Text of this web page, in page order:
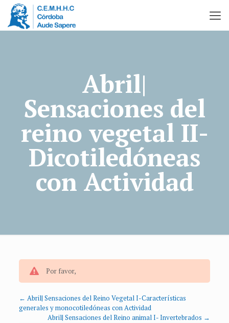
Abril|
Sensaciones del
reino vegetal II-
Dicotiledóneas
con Actividad
Por favor,
Abril| Sensaciones del Reino Vegetal I-Características
generales y monocotiledóneas con Actividad
Abril| Sensaciones del Reino animal I- Invertebrados